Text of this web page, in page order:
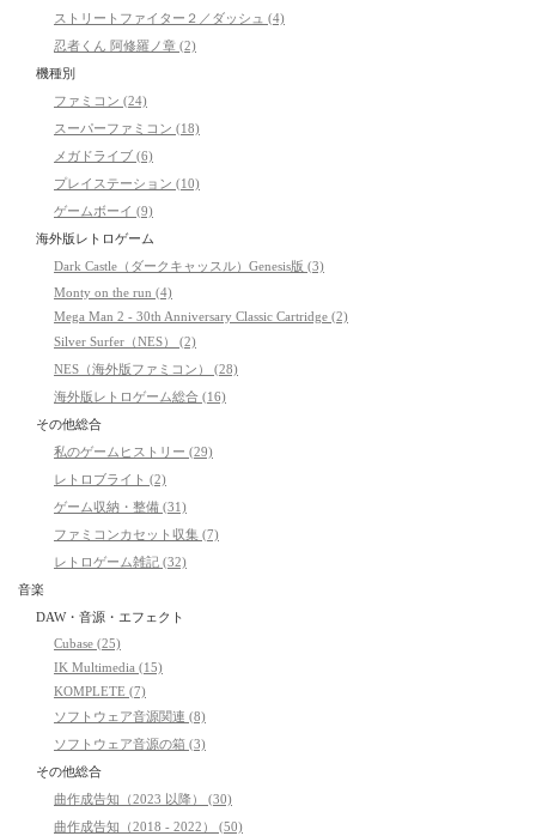
ストリートファイター２／ダッシュ (4)
忍者くん 阿修羅ノ章 (2)
機種別
ファミコン (24)
スーパーファミコン (18)
メガドライブ (6)
プレイステーション (10)
ゲームボーイ (9)
海外版レトロゲーム
Dark Castle（ダークキャッスル）Genesis版 (3)
Monty on the run (4)
Mega Man 2 - 30th Anniversary Classic Cartridge (2)
Silver Surfer（NES） (2)
NES（海外版ファミコン） (28)
海外版レトロゲーム総合 (16)
その他総合
私のゲームヒストリー (29)
レトロブライト (2)
ゲーム収納・整備 (31)
ファミコンカセット収集 (7)
レトロゲーム雑記 (32)
音楽
DAW・音源・エフェクト
Cubase (25)
IK Multimedia (15)
KOMPLETE (7)
ソフトウェア音源関連 (8)
ソフトウェア音源の箱 (3)
その他総合
曲作成告知（2023 以降） (30)
曲作成告知（2018 - 2022） (50)